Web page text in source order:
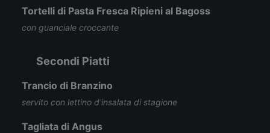
Tortelli di Pasta Fresca Ripieni al Bagoss
con guanciale croccante
Secondi Piatti
Trancio di Branzino
servito con lettino d'insalata di stagione
Tagliata di Angus